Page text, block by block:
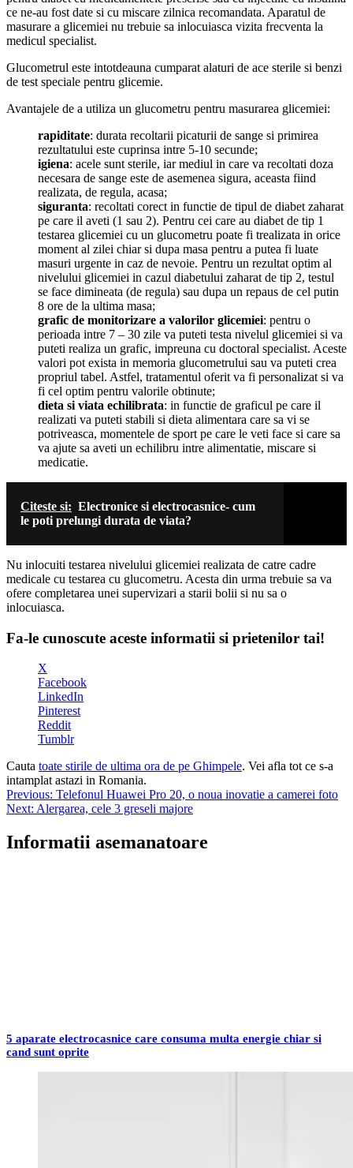
ce ne-au fost date si cu miscare zilnica recomandata. Aparatul de
masurare a glicemiei nu trebuie sa inlocuiasca vizita frecventa la
medicul specialist.
Glucometrul este intotdeauna cumparat alaturi de ace sterile si benzi
de test speciale pentru glicemie.
Avantajele de a utiliza un glucometru pentru masurarea glicemiei:
rapiditate: durata recoltarii picaturii de sange si primirea
rezultatului este cuprinsa intre 5-10 secunde;
igiena: acele sunt sterile, iar mediul in care va recoltati doza
necesara de sange este de asemenea sigura, aceasta fiind
realizata, de regula, acasa;
siguranta: recoltati corect in functie de tipul de diabet zaharat
pe care il aveti (1 sau 2). Pentru cei care au diabet de tip 1
testarea glicemiei cu un glucometru poate fi trealizata in orice
moment al zilei chiar si dupa masa pentru a putea fi luate
masuri urgente in caz de nevoie. Pentru un rezultat optim al
nivelului glicemiei in cazul diabetului zaharat de tip 2, testul
se face dimineata (de regula) sau dupa un repaus de cel putin
8 ore de la ultima masa;
grafic de monitorizare a valorilor glicemiei: pentru o
perioada intre 7 – 30 zile va puteti testa nivelul glicemiei si va
puteti realiza un grafic, impreuna cu doctoral specialist. Aceste
valori pot exista in memoria glucometrului sau va puteti crea
propriul tabel. Astfel, tratamentul oferit va fi personalizat si va
fi cel optim pentru valorile obtinute;
dieta si viata echilibrata: in functie de graficul pe care il
realizati va puteti stabili si dieta alimentara care sa vi se
potriveasca, momentele de sport pe care le veti face si care sa
va ajute sa aveti un echilibru intre alimentatie, miscare si
medicatie.
Citeste si: Electronice si electrocasnice- cum
le poti prelungi durata de viata?
Nu inlocuiti testarea nivelului glicemiei realizata de catre cadre
medicale cu testarea cu glucometru. Acesta din urma trebuie sa va
ofere completarea unei supervizari a starii bolii si nu sa o
inlocuiasca.
Fa-le cunoscute aceste informatii si prietenilor tai!
X
Facebook
LinkedIn
Pinterest
Reddit
Tumblr
Cauta toate stirile de ultima ora de pe Ghimpele. Vei afla tot ce s-a
intamplat astazi in Romania.
Navigare
în
articole
Previous: Telefonul Huawei Pro 20, o noua inovatie a camerei foto
Next: Alergarea, cele 3 greseli majore
Informatii asemanatoare
5 aparate electrocasnice care consuma multa energie chiar si
cand sunt oprite